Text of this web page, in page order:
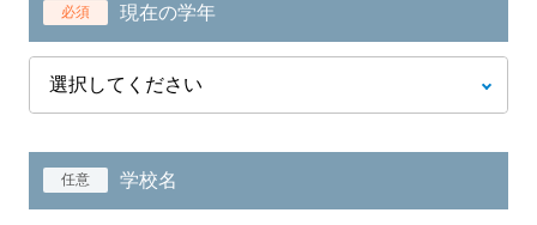
必須 現在の学年
任意 学校名